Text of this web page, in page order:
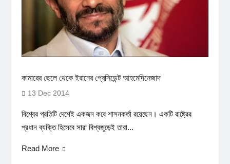
কামারের ছেলে থেকে ইরানের প্রেসিডেন্ট আহমেদিনেজাদ
13 Dec 2014
বিশ্বের প্রতিটি দেশেই একজন করে শাসনকর্তা রয়েছেন। একটি রাষ্ট্রের
প্রধান ব্যক্তি হিসেবে সারা বিশ্বজুড়েই তারা...
Read More